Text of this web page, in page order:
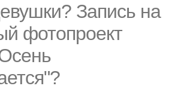
Запись на
фотопроект